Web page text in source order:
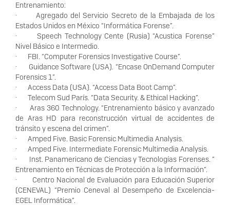
Entrenamiento:
· Agregado del Servicio Secreto de la Embajada de los
Estados Unidos en México “Informática Forense”.
· Speech Technology Cente (Rusia) “Acustica Forense”
Nivel Básico e Intermedio.
· FBI. “Computer Forensics Investigative Course”.
· Guidance Software (USA). “Encase OnDemand Computer
Forensics 1”.
· Access Data (USA). “Access Data Boot Camp”.
· Telecom Sud París. “Data Security. & Ethical Hacking”.
· Aras 360 Technology. “Entrenamiento básico y avanzado
de Aras HD para reconstrucción virtual de accidentes de
tránsito y escena del crimen”.
· Amped Five. Basic Forensic Multimedia Analysis.
· Amped Five. Intermediate Forensic Multimedia Analysis.
· Inst. Panamericano de Ciencias y Tecnologías Forenses. ”
Entrenamiento en Técnicas de Protección a la Información”.
· Centro Nacional de Evaluación para Educación Superior
(CENEVAL) “Premio Ceneval al Desempeño de Excelencia-
EGEL Informática”.